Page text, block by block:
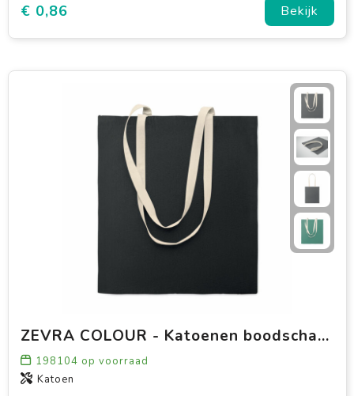
€ 0,86 Bekijk
ZEVRA COLOUR - Katoenen boodschappentas
198104 op voorraad
Katoen